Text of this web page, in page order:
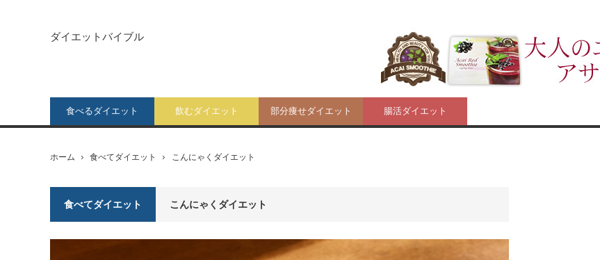
ダイエットバイブル
食べるダイエット 飲むダイエット 部分痩せダイエット 腸活ダイエット
ホーム 食べてダイエット こんにゃくダイエット
食べてダイエット こんにゃくダイエット